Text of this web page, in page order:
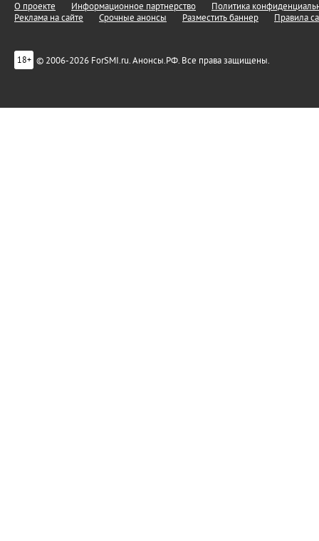
О проекте Информационное партнерство
Политика
Реклама на сайте
Срочные анонсы Разместить баннер Правила
18+ © 2006-2026 ForSMI.ru. Анонсы.РФ. Все права защищены.